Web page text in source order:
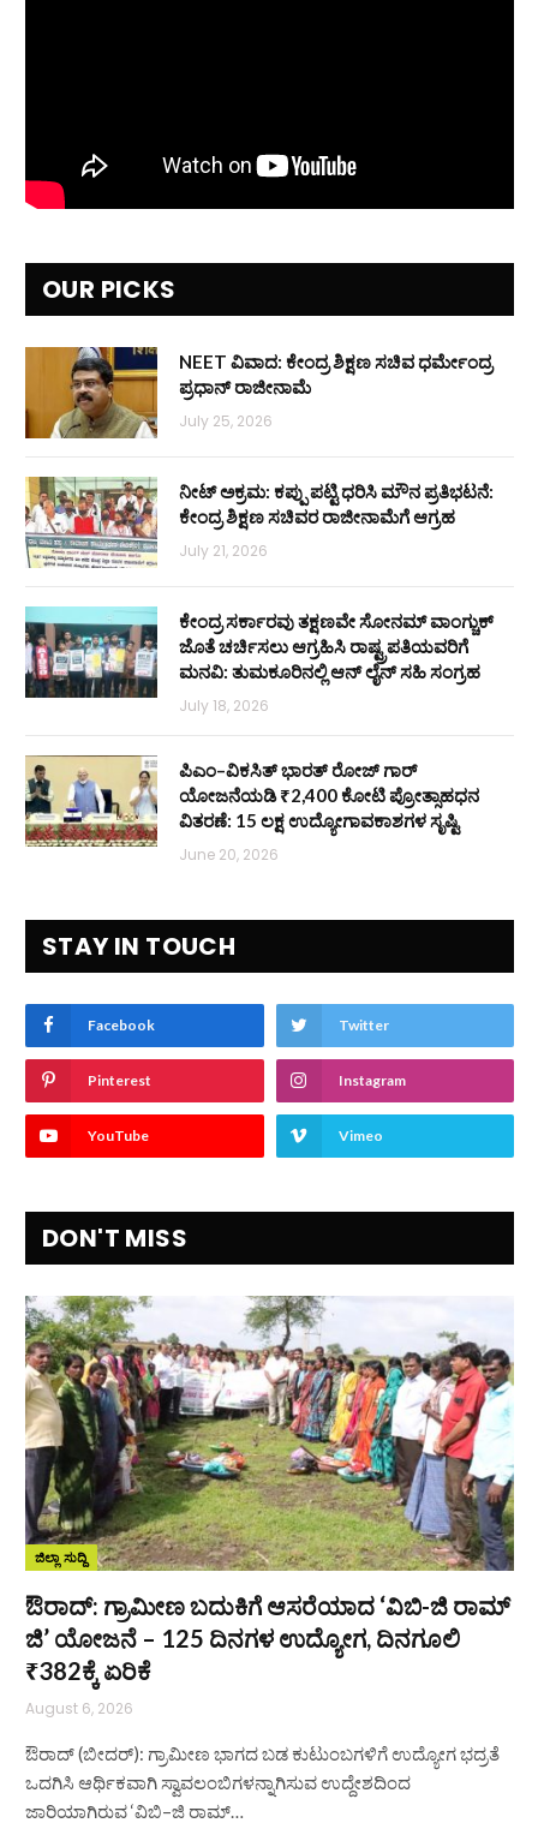
OUR PICKS
NEET ವಿವಾದ: ಕೇಂದ್ರ ಶಿಕ್ಷಣ ಸಚಿವ ಧರ್ಮೇಂದ್ರ
ಪ್ರಧಾನ್ ರಾಜೀನಾಮೆ
July 25, 2026
ನೀಟ್ ಅಕ್ರಮ: ಕಪ್ಪು ಪಟ್ಟಿ ಧರಿಸಿ ಮೌನ ಪ್ರತಿಭಟನೆ:
ಕೇಂದ್ರ ಶಿಕ್ಷಣ ಸಚಿವರ ರಾಜೀನಾಮೆಗೆ ಆಗ್ರಹ
July 21, 2026
ಕೇಂದ್ರ ಸರ್ಕಾರವು ತಕ್ಷಣವೇ ಸೋನಮ್ ವಾಂಗ್ಚುಕ್
ಜೊತೆ ಚರ್ಚಿಸಲು ಆಗ್ರಹಿಸಿ ರಾಷ್ಟ್ರಪತಿಯವರಿಗೆ
ಮನವಿ: ತುಮಕೂರಿನಲ್ಲಿ ಆನ್‌ ಲೈನ್ ಸಹಿ ಸಂಗ್ರಹ
July 18, 2026
ಪಿಎಂ–ವಿಕಸಿತ್ ಭಾರತ್ ರೋಜ್‌ ಗಾರ್
ಯೋಜನೆಯಡಿ ₹2,400 ಕೋಟಿ ಪ್ರೋತ್ಸಾಹಧನ
ವಿತರಣೆ: 15 ಲಕ್ಷ ಉದ್ಯೋಗಾವಕಾಶಗಳ ಸೃಷ್ಟಿ
June 20, 2026
STAY IN TOUCH
Facebook Twitter
Pinterest Instagram
YouTube Vimeo
DON'T MISS
ಜಿಲ್ಲಾ ಸುದ್ದಿ
ಔರಾದ್: ಗ್ರಾಮೀಣ ಬದುಕಿಗೆ ಆಸರೆಯಾದ ‘ವಿಬಿ-ಜಿ ರಾಮ್
ಜಿ’ ಯೋಜನೆ – 125 ದಿನಗಳ ಉದ್ಯೋಗ, ದಿನಗೂಲಿ
₹382ಕ್ಕೆ ಏರಿಕೆ
August 6, 2026
ಔರಾದ್ (ಬೀದರ್): ಗ್ರಾಮೀಣ ಭಾಗದ ಬಡ ಕುಟುಂಬಗಳಿಗೆ ಉದ್ಯೋಗ ಭದ್ರತೆ
ಒದಗಿಸಿ ಆರ್ಥಿಕವಾಗಿ ಸ್ವಾವಲಂಬಿಗಳನ್ನಾಗಿಸುವ ಉದ್ದೇಶದಿಂದ
ಜಾರಿಯಾಗಿರುವ ‘ವಿಬಿ–ಜಿ ರಾಮ್…